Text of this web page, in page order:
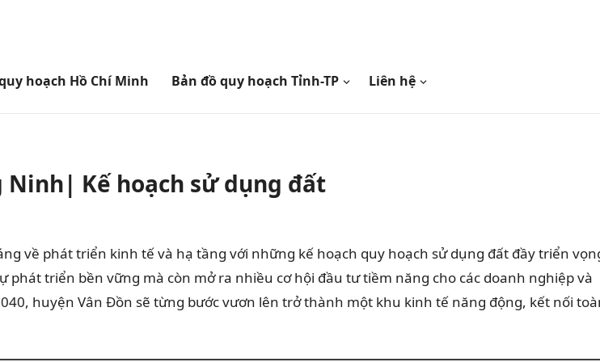
hoạch Hồ Chí Minh Bản đồ quy hoạch Tỉnh-TP Liên hệ
Ninh| Kế hoạch sử dụng đất
về phát triển kinh tế và hạ tầng với những kế hoạch quy hoạch sử dụng đất đầy triển
phát triển bền vững mà còn mở ra nhiều cơ hội đầu tư tiềm năng cho các doanh nghiệp và
huyện Vân Đồn sẽ từng bước vươn lên trở thành một khu kinh tế năng động, kết nối